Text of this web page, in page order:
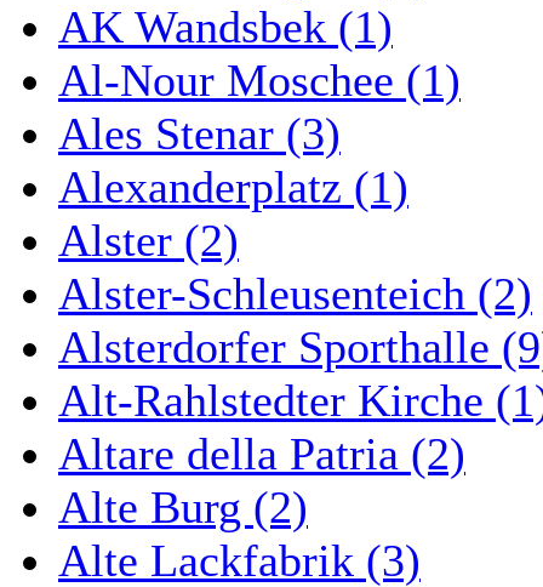
AK Wandsbek (1)
Al-Nour Moschee (1)
Ales Stenar (3)
Alexanderplatz (1)
Alster (2)
Alster-Schleusenteich (2)
Alsterdorfer Sporthalle
Alt-Rahlstedter Kirche
Altare della Patria (2)
Alte Burg (2)
Alte Lackfabrik (3)